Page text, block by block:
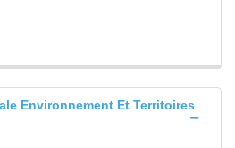
Environnement Et Territoires